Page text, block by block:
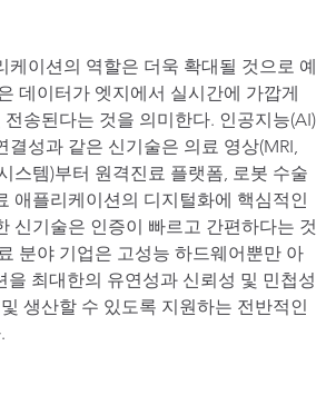
케이션의 역할은 더욱 확대될 것으로 예
데이터가 엣지에서 실시간에 가깝게
송된다는 것을 의미한다. 인공지능(AI)
결성과 같은 신기술은 의료 영상(MRI,
스템)부터 원격진료 플랫폼, 로봇 수술
애플리케이션의 디지털화에 핵심적인
신기술은 인증이 빠르고 간편하다는 것
분야 기업은 고성능 하드웨어뿐만 아
을 최대한의 유연성과 신뢰성 및 민첩성
생산할 수 있도록 지원하는 전반적인